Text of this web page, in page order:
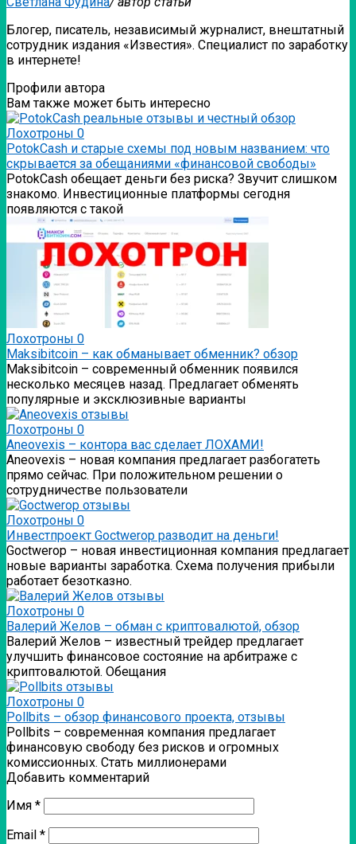
Блогер, писатель, независимый журналист, внештатный
сотрудник издания «Известия». Специалист по заработку
в интернете!
Профили автора
Вам также может быть интересно
Лохотроны 0
PotokCash и старые схемы под новым названием: что
скрывается за обещаниями «финансовой свободы»
PotokCash обещает деньги без риска? Звучит слишком
знакомо. Инвестиционные платформы сегодня
появляются с такой
Лохотроны 0
Мaksibitcoin – как обманывает обменник? обзор
Мaksibitcoin – современный обменник появился
несколько месяцев назад. Предлагает обменять
популярные и эксклюзивные варианты
Лохотроны 0
Аneovexis – контора вас сделает ЛОХАМИ!
Аneovexis – новая компания предлагает разбогатеть
прямо сейчас. При положительном решении о
сотрудничестве пользователи
Лохотроны 0
Инвестпроект Goctwerop разводит на деньги!
Goctwerop – новая инвестиционная компания предлагает
новые варианты заработка. Схема получения прибыли
работает безотказно.
Лохотроны 0
Валерий Желов – обман с криптовалютой, обзор
Валерий Желов – известный трейдер предлагает
улучшить финансовое состояние на арбитраже с
криптовалютой. Обещания
Лохотроны 0
Pollbits – обзор финансового проекта, отзывы
Pollbits – современная компания предлагает
финансовую свободу без рисков и огромных
комиссионных. Стать миллионерами
Добавить комментарий
Имя *
Email *